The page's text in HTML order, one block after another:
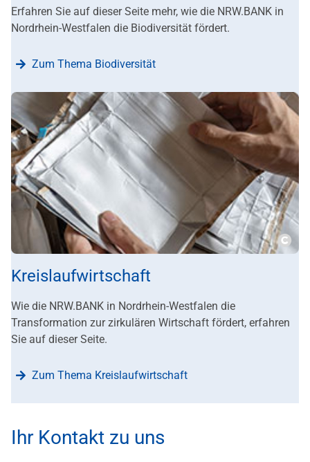
Erfahren Sie auf dieser Seite mehr, wie die NRW.BANK in
Nordrhein-Westfalen die Biodiversität fördert.
Zum Thema Biodiversität
Kreislaufwirtschaft
Wie die NRW.BANK in Nordrhein-Westfalen die
Transformation zur zirkulären Wirtschaft fördert, erfahren
Sie auf dieser Seite.
Zum Thema Kreislaufwirtschaft
Ihr Kontakt zu uns